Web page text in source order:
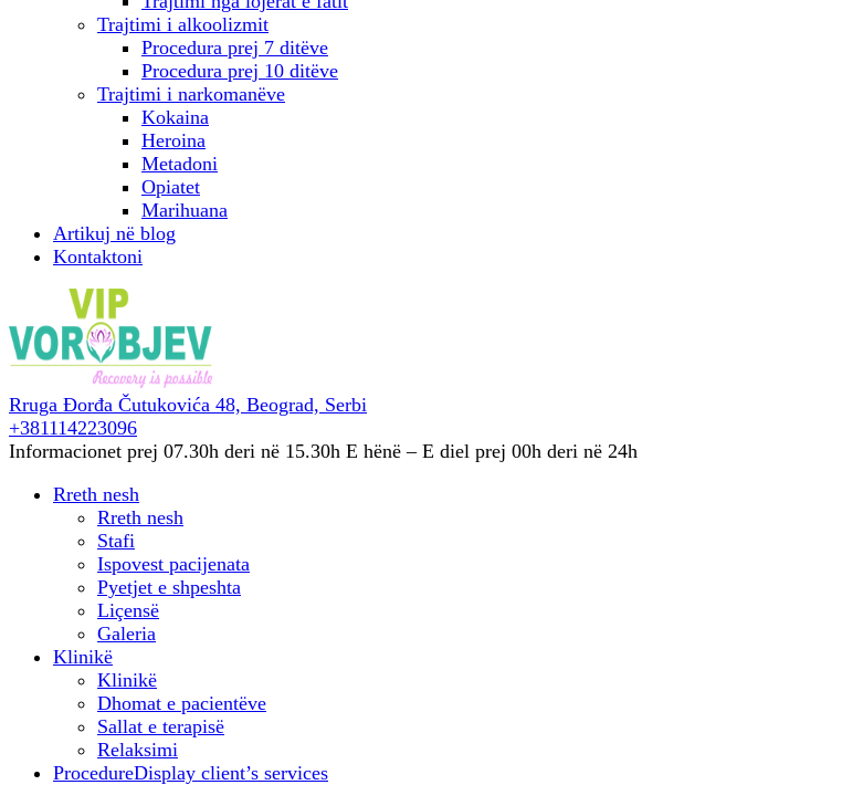
Trajtimi i alkoolizmit
Procedura prej 7 ditëve
Procedura prej 10 ditëve
Trajtimi i narkomanëve
Kokaina
Heroina
Metadoni
Opiatet
Marihuana
Artikuj në blog
Kontaktoni
Rruga Đorđa Čutukovića 48, Beograd, Serbi
+381114223096
Informacionet prej 07.30h deri në 15.30h E hënë – E diel prej 00h deri në 24h
Rreth nesh
Rreth nesh
Stafi
Ispovest pacijenata
Pyetjet e shpeshta
Liçensë
Galeria
Klinikë
Klinikë
Dhomat e pacientëve
Sallat e terapisë
Relaksimi
ProcedureDisplay client’s services